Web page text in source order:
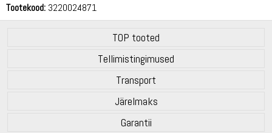
Tootekood: 3220024871
TOP tooted
Tellimistingimused
Transport
Järelmaks
Garantii